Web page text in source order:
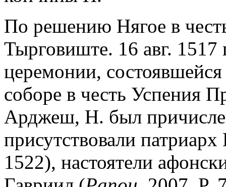
По решению Нягое в
Тырговиште. 16 авг. 1517
церемонии,
соборе в честь Успения
Арджеш, Н. был
присутствовали
1522), настоятели